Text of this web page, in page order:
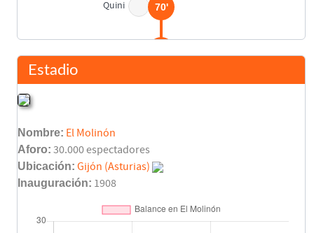
Quini 70'
Daniel Solsona
Uría
Joaquín
David
Estadio
Nombre: El Molinón
Aforo: 30.000 espectadores
Ubicación: Gijón (Asturias)
Inauguración: 1908